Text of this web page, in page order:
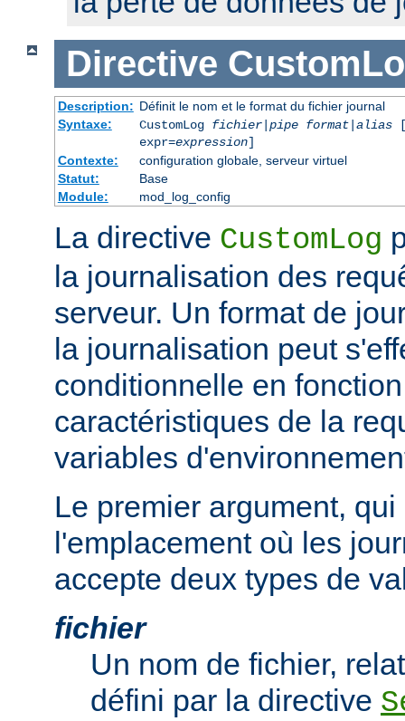
Directive
Description: Définit le nom et le format du fichier journal
Syntaxe:
CustomLog fichier|pipe format|alias
expr=expression]
Contexte:
configuration globale, serveur virtuel
Statut:
Base
Module:
mod_log_config
La directive CustomLog
la journalisation des
serveur. Un format de
la journalisation peut
conditionnelle en
caractéristiques de la
variables
Le premier argument,
l'emplacement où les
accepte deux types de
fichier
Un nom de fichier,
défini par la directive